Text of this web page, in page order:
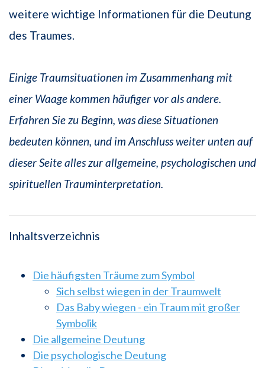
weitere wichtige Informationen für die Deutung
des Traumes.
Einige Traumsituationen im Zusammenhang mit
einer Waage kommen häufiger vor als andere.
Erfahren Sie zu Beginn, was diese Situationen
bedeuten können, und im Anschluss weiter unten auf
dieser Seite alles zur allgemeine, psychologischen und
spirituellen Trauminterpretation.
Inhaltsverzeichnis
Die häufigsten Träume zum Symbol
Sich selbst wiegen in der Traumwelt
Das Baby wiegen - ein Traum mit großer
Symbolik
Die allgemeine Deutung
Die psychologische Deutung